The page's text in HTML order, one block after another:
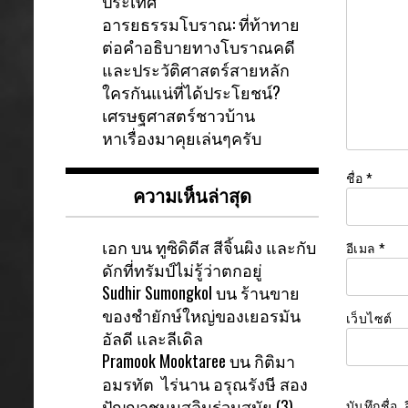
ชื่อ *
อีเมล *
เว็บไซต์
อารยธรรมโบราณ: ที่ท้าทาย
ต่อคำอธิบายทางโบราณคดี
และประวัติศาสตร์สายหลัก
ใครกันแน่ที่ได้ประโยชน์?
เศรษฐศาสตร์ชาวบ้าน
หาเรื่องมาคุยเล่นๆครับ
ความเห็นล่าสุด
เอกบนทูซิดิดีส สีจิ้นผิง และกับ
ดักที่ทรัมป์ไม่รู้ว่าตกอยู่
Sudhir Sumongkolบนร้านขาย
ของชำยักษ์ใหญ่ของเยอรมัน
อัลดี และลีเดิล
Pramook Mooktareeบนกิติมา
อมรทัต ไร่นาน อรุณรังษี สอง